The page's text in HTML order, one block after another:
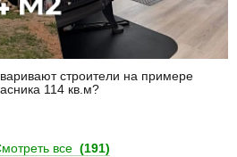
строители на примере
114 кв.м?
все (191)